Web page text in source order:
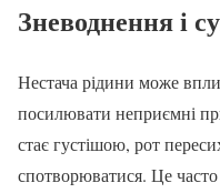
Зневоднення і
Нестача рідини може
посилювати неприємні
стає густішою, рот
спотворюватися. Це